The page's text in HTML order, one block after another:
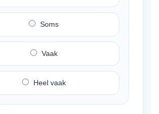
Soms
Vaak
Heel vaak